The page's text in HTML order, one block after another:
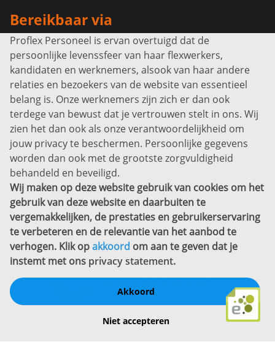
Bereikbaar via
Info@proflexpersoneel.nl
Bel ons:+31 (0)85 0450040
Prins Willem-Alexanderlaan 301
7311 SW Apeldoorn
Disclaimer
Privacyverklaring
Sitemap
Copyright
Bekijk ook eens
Proflex Personeel is ervan overtuigd dat de
persoonlijke levenssfeer van haar flexwerkers,
kandidaten en werknemers, alsook van haar andere
relaties en bezoekers van de website van essentieel
belang is. Onze werknemers zijn zich er dan ook
terdege van bewust dat je vertrouwen stelt in ons. Wij
zien het dan ook als onze verantwoordelijkheid om
jouw privacy te beschermen. Persoonlijke gegevens
worden dan ook met de grootste zorgvuldigheid
behandeld en beveiligd.
Wij maken op deze website gebruik van cookies om het
gebruik van deze website en daarbuiten te
vergemakkelijken, de prestaties en gebruikerservaring
te verbeteren en de relevantie van het aanbod te
verhogen. Klik opakkoord om aan te geven dat je
instemt met ons privacy statement.
Akkoord
Niet accepteren